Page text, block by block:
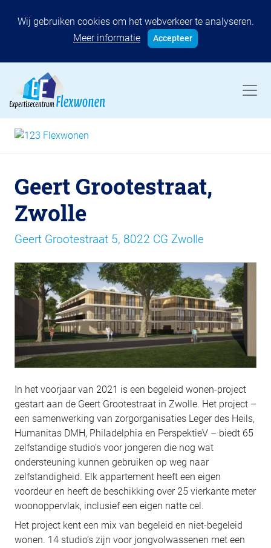
Wij gebruiken cookies om het webverkeer te analyseren.
Meer informatie
Accepteer
Geert Grootestraat,
Zwolle
Geert Grootestraat 5, 8022 CG Zwolle
In het voorjaar van 2021 is een begeleid wonen-project
gestart aan de Geert Grootestraat in Zwolle. Het project –
een samenwerking van zorgorganisaties Leger des Heils,
Humanitas DMH, Philadelphia en PerspektieV – biedt 65
zelfstandige studio’s voor jongeren die nog wat
ondersteuning kunnen gebruiken op weg naar
zelfstandigheid. Elk appartement heeft een eigen
voordeur en heeft de beschikking over 25 vierkante meter
woonoppervlak, inclusief een eigen natte cel.
Het project kent een mix van begeleid en niet-begeleid
wonen. 14 studio’s zijn voor jongvolwassenen met een